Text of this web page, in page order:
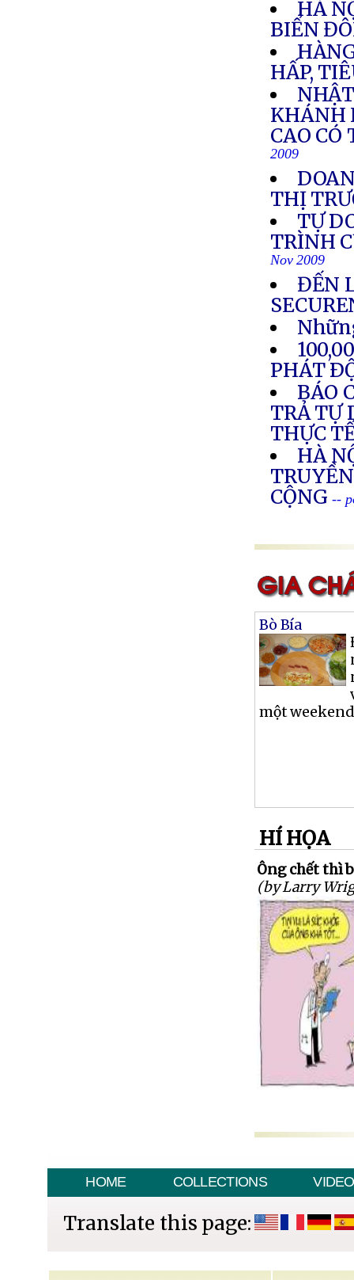
HÀ
BIỂN
HẤP,
KHÁNH
CAO
2009
THỊ
TỰ
TRÌNH
Nov 2009
ĐẾN
PHÁT
BÁO
TRẢ TỰ
THỰC
HÀ
CỘNG--
Bò Bía
một
HÍ HỌA
Ông chết thì
(by Larry
HOME COLLECTIONS VIDEO
Translate this page: